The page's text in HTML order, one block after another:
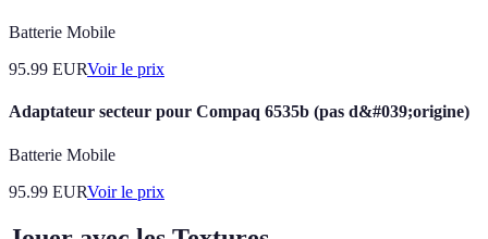
Batterie Mobile
95.99 EURVoir le prix
Adaptateur secteur pour Compaq 6535b (pas d&#039;origine)
Batterie Mobile
95.99 EURVoir le prix